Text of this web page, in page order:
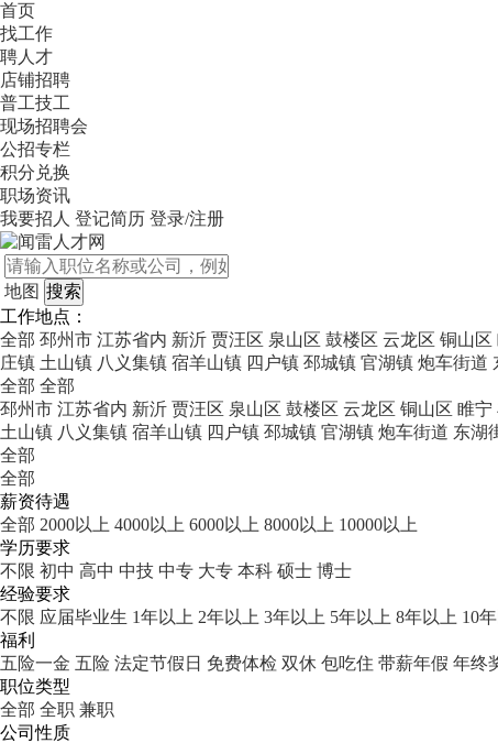
首页
找工作
聘人才
店铺招聘
普工技工
现场招聘会
公招专栏
积分兑换
职场资讯
我要招人 登记简历 登录/注册
地图
工作地点：
全部 邳州市 江苏省内 新沂 贾汪区 泉山区 鼓楼区 云龙区 铜山区
庄镇 土山镇 八义集镇 宿羊山镇 四户镇 邳城镇 官湖镇 炮车街道
全部 全部
邳州市 江苏省内 新沂 贾汪区 泉山区 鼓楼区 云龙区 铜山区 睢宁
土山镇 八义集镇 宿羊山镇 四户镇 邳城镇 官湖镇 炮车街道 东湖
全部
全部
薪资待遇
全部 2000以上 4000以上 6000以上 8000以上 10000以上
学历要求
不限 初中 高中 中技 中专 大专 本科 硕士 博士
经验要求
不限 应届毕业生 1年以上 2年以上 3年以上 5年以上 8年以上 10
福利
五险一金 五险 法定节假日 免费体检 双休 包吃住 带薪年假 年终
职位类型
全部 全职 兼职
公司性质